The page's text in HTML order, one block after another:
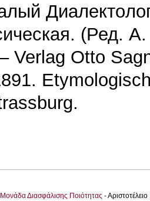
(Ред.
Verlag Otto
Μονάδα Διασφάλισης Ποιότητας -